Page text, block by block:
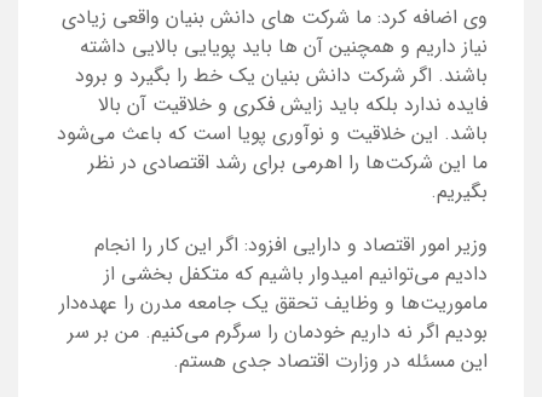
وی اضافه کرد: ما شرکت های دانش بنیان واقعی زیادی
نیاز داریم و همچنین آن ها باید پویایی بالایی داشته
باشند. اگر شرکت دانش بنیان یک خط را بگیرد و برود
فایده ندارد بلکه باید زایش فکری و خلاقیت آن بالا
باشد. این خلاقیت و نوآوری پویا است که باعث می‌شود
ما این شرکت‌ها را اهرمی برای رشد اقتصادی در نظر
بگیریم.
وزیر امور اقتصاد و دارایی افزود: اگر این کار را انجام
دادیم می‌توانیم امیدوار باشیم که متکفل بخشی از
ماموریت‌ها و وظایف تحقق یک جامعه مدرن را عهده‌دار
بودیم اگر نه داریم خودمان را سرگرم می‌کنیم. من بر سر
این مسئله در وزارت اقتصاد جدی هستم.